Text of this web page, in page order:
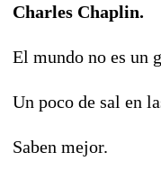
Charles Chaplin.
El mundo no es un
Un poco de sal en
Saben mejor.